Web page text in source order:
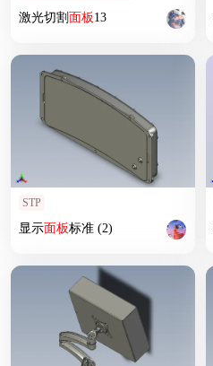
激光切割面板13
STP
显示面板标准 (2)